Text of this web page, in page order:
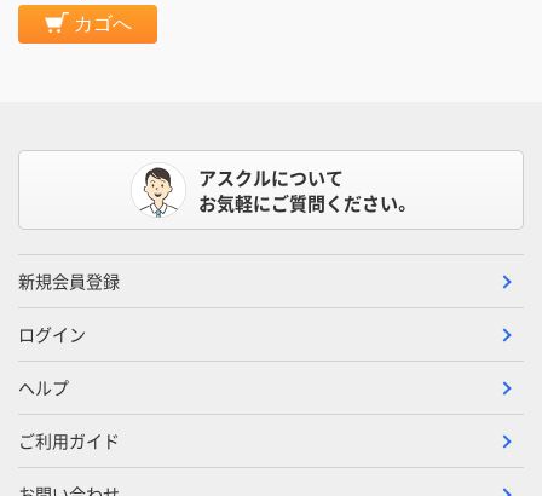
カゴへ
アスクルについて
お気軽にご質問ください。
新規会員登録
ログイン
ヘルプ
ご利用ガイド